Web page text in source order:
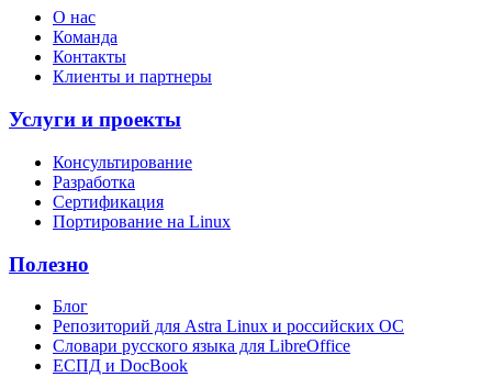
О нас
Команда
Контакты
Клиенты и партнеры
Услуги и проекты
Консультирование
Разработка
Сертификация
Портирование на Linux
Полезно
Блог
Репозиторий для Astra Linux и российских ОС
Словари русского языка для LibreOffice
ЕСПД и DocBook